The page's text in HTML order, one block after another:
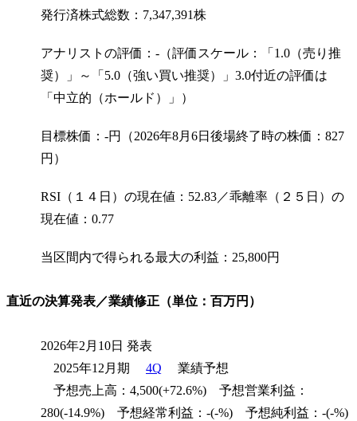
発行済株式総数：7,347,391株
アナリストの評価：-（評価スケール：「1.0（売り推
奨）」～「5.0（強い買い推奨）」3.0付近の評価は
「中立的（ホールド）」）
目標株価：-円（2026年8月6日後場終了時の株価：827
円）
RSI（１４日）の現在値：52.83／乖離率（２５日）の
現在値：0.77
当区間内で得られる最大の利益：25,800円
直近の決算発表／業績修正（単位：百万円）
2026年2月10日 発表
2025年12月期
4Q
業績予想
予想売上高：4,500(+72.6%) 予想営業利益：
280(-14.9%) 予想経常利益：-(-%) 予想純利益：-(-%)